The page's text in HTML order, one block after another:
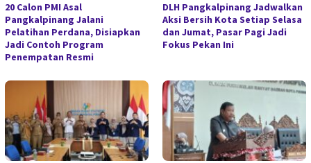
20 Calon PMI Asal
Pangkalpinang Jalani
Pelatihan Perdana, Disiapkan
Jadi Contoh Program
Penempatan Resmi
DLH Pangkalpinang Jadwalkan
Aksi Bersih Kota Setiap Selasa
dan Jumat, Pasar Pagi Jadi
Fokus Pekan Ini